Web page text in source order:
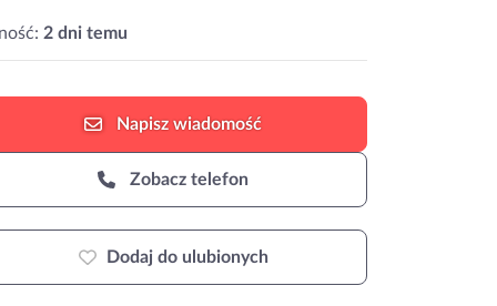
2 dni temu
Napisz wiadomość
Zobacz telefon
Dodaj do ulubionych